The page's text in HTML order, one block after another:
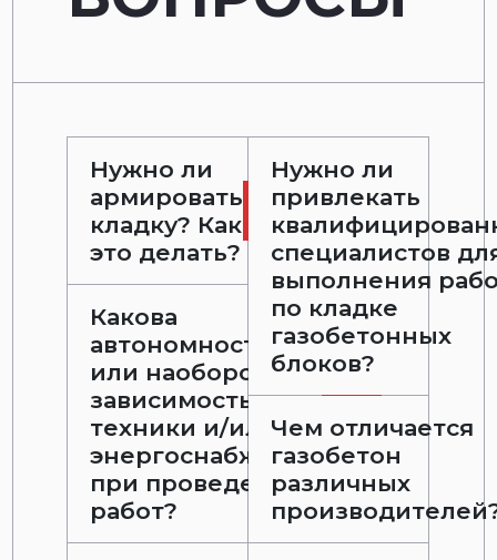
Нужно ли
армировать
кладку? Как
это делать?
Какова
автономность
или наоборот,
зависимость от
техники и/или
энергоснабжения
при проведении
работ?
Нужно ли
привлекать
специалистов
выполнения
по кладке
газобетонных
блоков?
Чем отличается
газобетон
различных